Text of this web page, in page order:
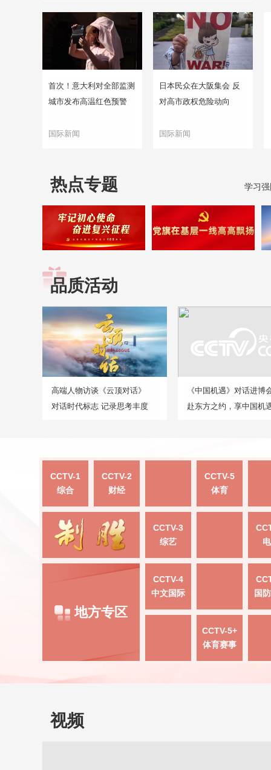
首次！意大利对全部监测
城市发布高温红色预警
国际新闻
日本民众在大阪集会 反
对高市政权危险动向
国际新闻
热点专题 学习
品质活动
高端人物访谈《云顶对话》
对话时代标志 记录思考丰度
《中国机遇》对话进博
赴东方之约，享中国机
CCTV-1
综合
CCTV-2
财经
CCTV-5
体育
CCTV-3
综艺
地方专区
CCTV-4
中文国际
国
CCTV-5+
体育赛事
视频